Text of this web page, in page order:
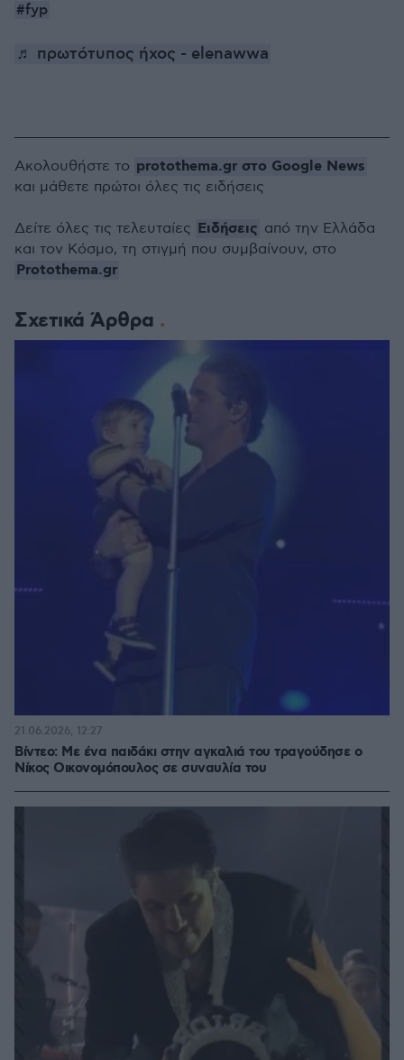
#fyp
♬ πρωτότυπος ήχος - elenawwa
Σχετικά Άρθρα
Βίντεο: Με ένα παιδάκι στην αγκαλιά του τραγούδησε ο
Νίκος Οικονομόπουλος σε συναυλία του
21.06.2026, 12:27
Ακολουθήστε το protothema.gr στο Google News
και μάθετε πρώτοι όλες τις ειδήσεις
Δείτε όλες τις τελευταίες Ειδήσεις από την Ελλάδα
και τον Κόσμο, τη στιγμή που συμβαίνουν, στο
Protothema.gr